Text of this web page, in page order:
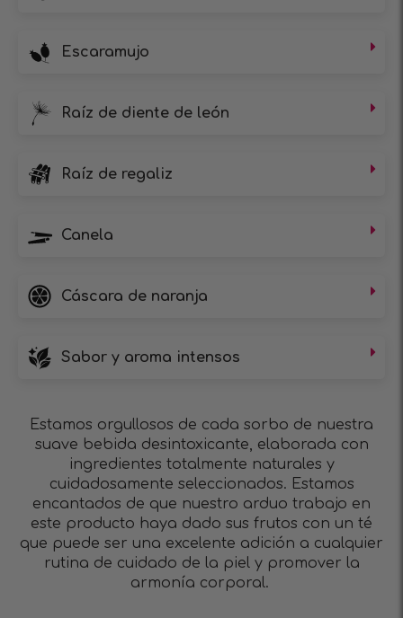
Escaramujo
Raíz de diente de león
Raíz de regaliz
Canela
Cáscara de naranja
Sabor y aroma intensos
Estamos orgullosos de cada sorbo de nuestra
suave bebida desintoxicante, elaborada con
ingredientes totalmente naturales y
cuidadosamente seleccionados. Estamos
encantados de que nuestro arduo trabajo en
este producto haya dado sus frutos con un té
que puede ser una excelente adición a cualquier
rutina de cuidado de la piel y promover la
armonía corporal.